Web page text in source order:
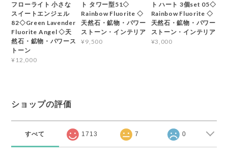
フローライト 小さな
スイートエンジェル
82◇Green Lavender
Fluorite Angel ◇天
然石・鉱物・パワース
トーン
¥12,000
ト タワー型51◇
Rainbow Fluorite ◇
天然石・鉱物・パワー
ストーン・インテリア
¥9,500
ト ハート 3個set 05◇
Rainbow Fluorite ◇
天然石・鉱物・パワー
ストーン・インテリア
¥3,000
ショップの評価
すべて 1713 7 0